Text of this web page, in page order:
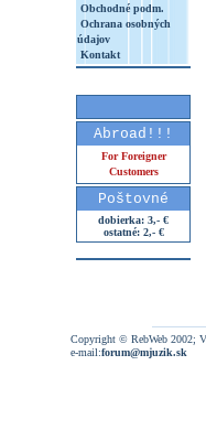
Obchodné podm.
Ochrana osobných
údajov
Kontakt
Abroad!!!
For Foreigner
Customers
Poštovné
dobierka: 3,- €
ostatné: 2,- €
Copyright © RebWeb 2002;
e-mail:forum@mjuzik.sk